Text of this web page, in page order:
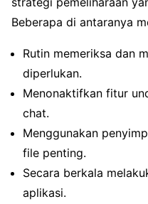
Beberapa di antaranya
Rutin memeriksa dan
diperlukan.
Menonaktifkan fitur
chat.
Menggunakan
file penting.
Secara berkala
aplikasi.